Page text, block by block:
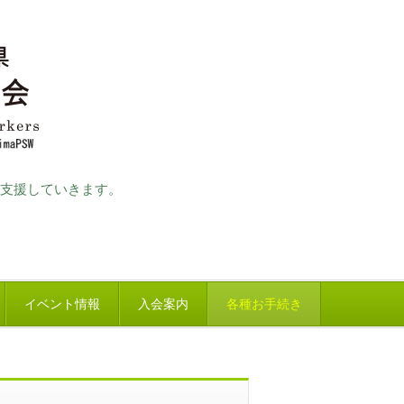
援していきます。
イベント情報 入会案内 各種お手続き